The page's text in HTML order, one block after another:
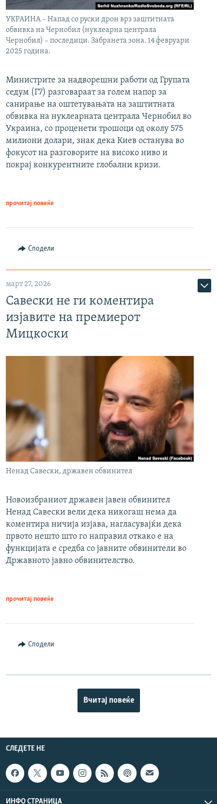
УКРАИНА – Напад со руски дрон врз заштитната
обвивка на Чернобил (нуклеарна централа
Чернобил) – последици. Забранета зона. 14 февруари
2025 година.
Министрите за надворешни работи од Групата
седум (Г7) разговараат за голем напор за
санирање на оштетувањата на заштитната
обвивка на нуклеарната централа Чернобил во
Украина, со проценети трошоци од околу 575
милиони долари, знак дека Киев останува во
фокусот на разговорите на високо ниво и
покрај конкурентните глобални кризи.
прочитај повеќе
Сподели
март 27, 2026
Савески не ги коментира
изјавите на премиерот
Мицкоски
Ненад Савески, државен обвинител
Новоизбраниот државен јавен обвинител
Ненад Савески вели дека никогаш нема да
коментира ничија изјава, нагласувајќи дека
првото нешто што го направил откако е на
функцијата е средба со јавните обвинители во
Државното јавно обвинителство.
прочитај повеќе
Сподели
Вчитај повеќе
СЛЕДЕТЕ НЕ
ИНФО СТРАНИЦА